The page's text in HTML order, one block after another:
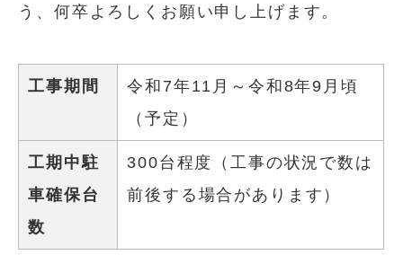
う、何卒よろしくお願い申し上げます。
工事期間
令和7年11月～令和8年9月頃
（予定）
工期中駐
車確保台
数
300台程度（工事の状況で数は
前後する場合があります）